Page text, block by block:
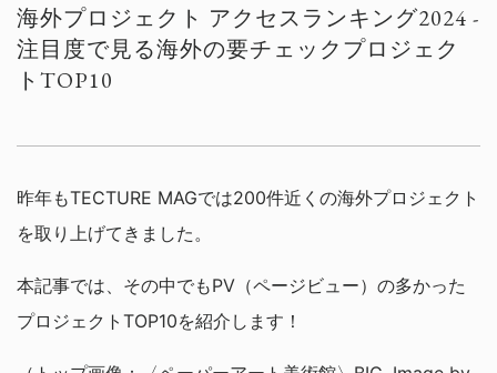
海外プロジェクト アクセスランキング2024 -
注目度で見る海外の要チェックプロジェク
トTOP10
昨年もTECTURE MAGでは200件近くの海外プロジェクト
を取り上げてきました。
本記事では、その中でもPV（ページビュー）の多かった
プロジェクトTOP10を紹介します！